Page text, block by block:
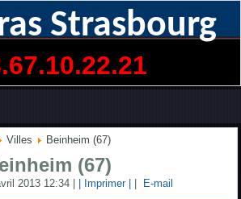
Strasbourg
Villes Beinheim (67)
(67)
2013 12:34 | Imprimer | E-mail